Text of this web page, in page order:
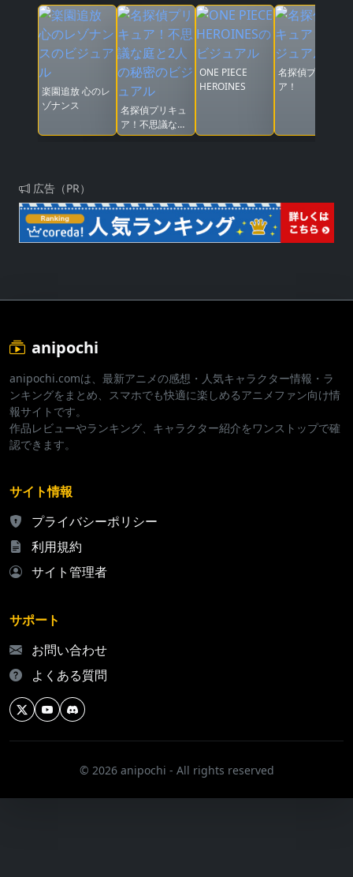
楽園追放 心のレ
ゾナンス
名探偵プリキュ
ア！不思議な庭
と2人の秘密
ONE PIECE
HEROINES
名探偵プリキュ
ア！
広告（PR）
anipochi
anipochi.comは、最新アニメの感想・人気キャラクター情報・ラ
ンキングをまとめ、スマホでも快適に楽しめるアニメファン向け情
報サイトです。
作品レビューやランキング、キャラクター紹介をワンストップで確
認できます。
サイト情報
プライバシーポリシー
利用規約
サイト管理者
サポート
お問い合わせ
よくある質問
© 2026 anipochi - All rights reserved